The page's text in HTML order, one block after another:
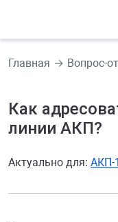
Главная Вопрос-
Как
линии АКП?
Актуально для: АКП-